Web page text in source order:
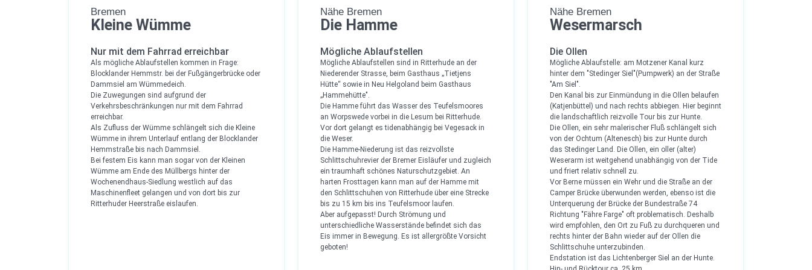
Bremen
Kleine Wümme
Nur mit dem Fahrrad erreichbar
Als mögliche Ablaufstellen kommen in Frage:
Blocklander Hemmstr. bei der Fußgängerbrücke oder
Dammsiel am Wümmedeich.
Die Zuwegungen sind aufgrund der
Verkehrsbeschränkungen nur mit dem Fahrrad
erreichbar.
Als Zufluss der Wümme schlängelt sich die Kleine
Wümme in ihrem Unterlauf entlang der Blocklander
Hemmstraße bis nach Dammsiel.
Bei festem Eis kann man sogar von der Kleinen
Wümme am Ende des Müllbergs hinter der
Wochenendhaus-Siedlung westlich auf das
Maschinenfleet gelangen und von dort bis zur
Ritterhuder Heerstraße eislaufen.
Nähe Bremen
Die Hamme
Mögliche Ablaufstellen
Mögliche Ablaufstellen sind in Ritterhude an der
Niederender Strasse, beim Gasthaus „Tietjens
Hütte“ sowie in Neu Helgoland beim Gasthaus
„Hammehütte".
Die Hamme führt das Wasser des Teufelsmoores
an Worpswede vorbei in die Lesum bei Ritterhude.
Vor dort gelangt es tidenabhängig bei Vegesack in
die Weser.
Die Hamme-Niederung ist das reizvollste
Schlittschuhrevier der Bremer Eisläufer und zugleich
ein traumhaft schönes Naturschutzgebiet. An
harten Frosttagen kann man auf der Hamme mit
den Schlittschuhen von Ritterhude über eine Strecke
bis zu 15 km bis ins Teufelsmoor laufen.
Aber aufgepasst! Durch Strömung und
unterschiedliche Wasserstände befindet sich das
Eis immer in Bewegung. Es ist allergrößte Vorsicht
geboten!
Nähe Bremen
Wesermarsch
Die Ollen
Mögliche Ablaufstelle: am Motzener Kanal kurz
hinter dem "Stedinger Siel"(Pumpwerk) an der Straße
"Am Siel".
Den Kanal bis zur Einmündung in die Ollen belaufen
(Katjenbüttel) und nach rechts abbiegen. Hier beginnt
die landschaftlich reizvolle Tour bis zur Hunte.
Die Ollen, ein sehr malerischer Fluß schlängelt sich
von der Ochtum (Altenesch) bis zur Hunte durch
das Stedinger Land. Die Ollen, ein oller (alter)
Weserarm ist weitgehend unabhängig von der Tide
und friert relativ schnell zu.
Vor Berne müssen ein Wehr und die Straße an der
Camper Brücke überwunden werden, ebenso ist die
Unterquerung der Brücke der Bundestraße 74
Richtung "Fähre Farge" oft problematisch. Deshalb
wird empfohlen, den Ort zu Fuß zu durchqueren und
rechts hinter der Bahn wieder auf der Ollen die
Schlittschuhe unterzubinden.
Endstation ist das Lichtenberger Siel an der Hunte.